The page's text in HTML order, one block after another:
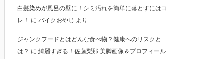
白髪染めが風呂の壁に！シミ汚れを簡単に落とすにはコ
レ！
に バイクおやじ より
ジャンクフードとはどんな食べ物？健康へのリスクと
は？ に 綺麗すぎる！佐藤梨那 美脚画像＆プロフィール